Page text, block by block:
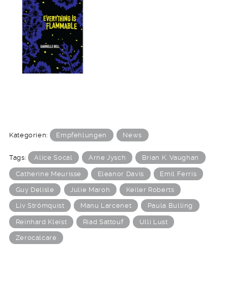
Kategorien: Empfehlungen News
Tags: Alice Socal Arne Jysch Brian K. Vaughan
Catherine Meurisse Eleanor Davis Emil Ferris
Guy Delisle Julie Maroh Keiler Roberts
Liv Strömquist Manu Larcenet Paula Bulling
Reinhard Kleist Riad Sattouf Ulli Lust
Zerocalcare